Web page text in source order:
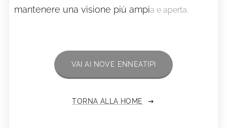
mantenere una visione più ampia e aperta.
VAI AI NOVE ENNEATIPI
TORNA ALLA HOME